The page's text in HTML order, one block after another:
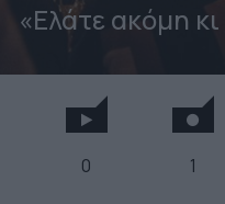
«Ελάτε ακόμη κι
0 1